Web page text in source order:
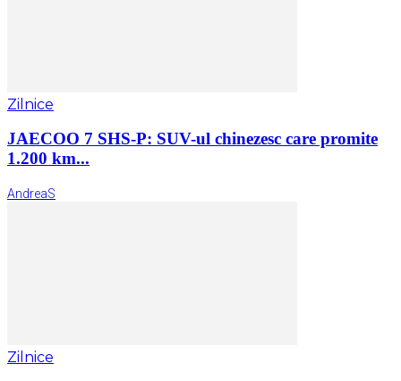
Zilnice
JAECOO 7 SHS-P: SUV-ul chinezesc care promite
1.200 km...
AndreaS
Zilnice